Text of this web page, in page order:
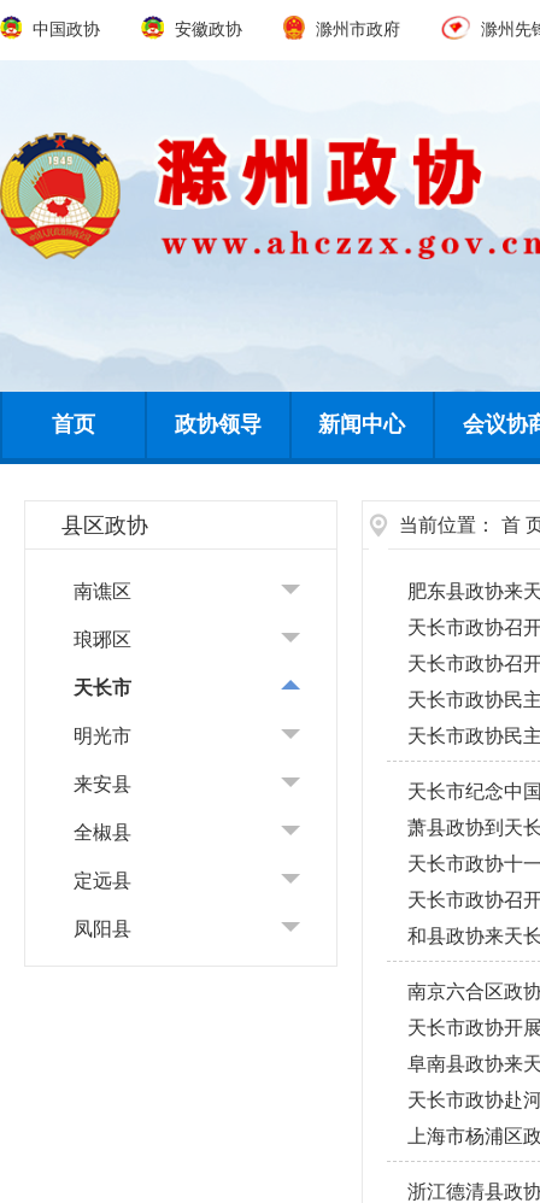
中国政协 安徽政协 滁州市政府 滁州先
首页 政协领导 新闻中心 会议协
县区政协
南谯区
琅琊区
天长市
明光市
来安县
全椒县
定远县
凤阳县
当前位置： 首
肥东县政协来
天长市政协召
天长市政协召
天长市政协民
天长市政协民
天长市纪念中
萧县政协到天
天长市政协十
天长市政协召
和县政协来天
南京六合区政
天长市政协开
阜南县政协来
天长市政协赴
上海市杨浦区
浙江德清县政